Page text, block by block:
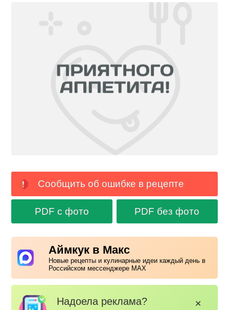
Сообщить об ошибке в рецепте
PDF с фото PDF без фото
Аймкук в Макс
Новые рецепты и кулинарные идеи каждый день в
Российском мессенджере MAX
Надоела реклама? ✕